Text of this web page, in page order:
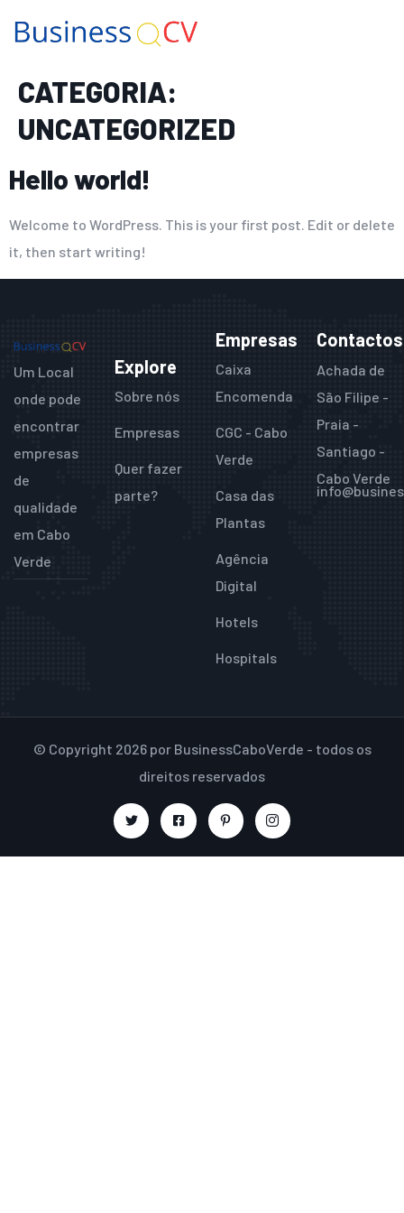
CATEGORIA:
UNCATEGORIZED
Hello world!
Welcome to WordPress. This is your first post. Edit or delete
it, then start writing!
Um Local
onde pode
encontrar
empresas
de
qualidade
em Cabo
Verde
Explore
Sobre nós
Empresas
Quer fazer
parte?
Empresas
Caixa
Encomenda
CGC - Cabo
Verde
Casa das
Plantas
Agência
Digital
Hotels
Hospitals
Contactos
Achada de
São Filipe -
Praia -
Santiago -
Cabo Verde
© Copyright 2026 por BusinessCaboVerde - todos os
direitos reservados